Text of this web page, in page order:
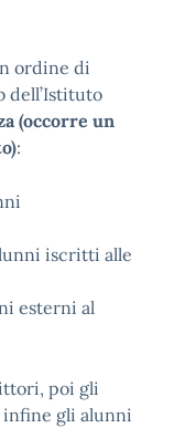
ordine di
dell’Istituto
(occorre un
:
iscritti alle
esterni al
poi gli
infine gli alunni